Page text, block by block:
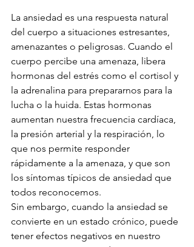
La ansiedad es una respuesta natural
del cuerpo a situaciones estresantes,
amenazantes o peligrosas. Cuando el
cuerpo percibe una amenaza, libera
hormonas del estrés como el cortisol y
la adrenalina para prepararnos para la
lucha o la huida. Estas hormonas
aumentan nuestra frecuencia cardíaca,
la presión arterial y la respiración, lo
que nos permite responder
rápidamente a la amenaza, y que son
los síntomas típicos de ansiedad que
todos reconocemos.
Sin embargo, cuando la ansiedad se
convierte en un estado crónico, puede
tener efectos negativos en nuestro